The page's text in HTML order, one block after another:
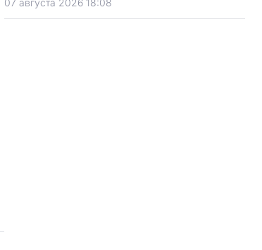
07 августа 2026 18:08